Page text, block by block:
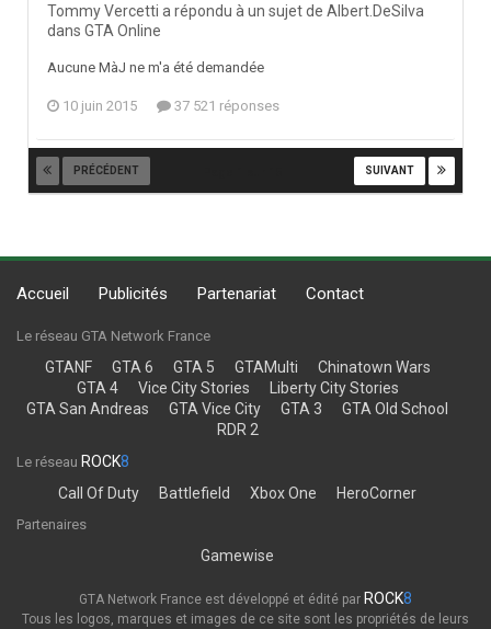
Tommy Vercetti a répondu à un sujet de Albert.DeSilva
dans GTA Online
Aucune MàJ ne m'a été demandée
10 juin 2015 37 521 réponses
PRÉCÉDENT SUIVANT
Accueil Publicités Partenariat Contact
Le réseau GTA Network France
GTANF GTA 6 GTA 5 GTAMulti
Chinatown Wars
GTA 4
Vice City Stories
Liberty City Stories
GTA San Andreas
GTA Vice City GTA 3
GTA Old School
RDR 2
Le réseau ROCK8
Call Of Duty
Battlefield Xbox One HeroCorner
Partenaires
Gamewise
GTA Network France est développé et édité par ROCK8
Tous les logos, marques et images de ce site sont les propriétés de leurs